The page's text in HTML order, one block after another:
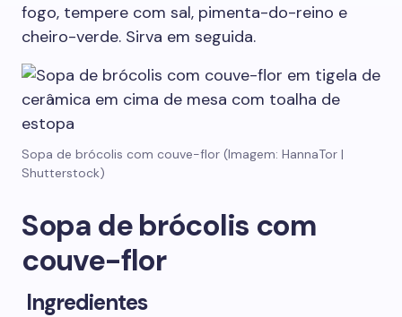
fogo, tempere com sal, pimenta-do-reino e
cheiro-verde. Sirva em seguida.
Sopa de brócolis com couve-flor (Imagem: HannaTor |
Shutterstock)
Sopa de brócolis com
couve-flor
Ingredientes